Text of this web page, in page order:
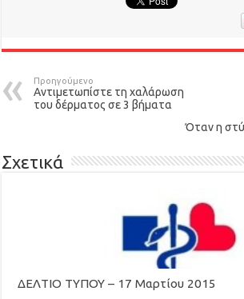
Προηγούμενο
Αντιμετωπίστε τη χαλάρωση
του δέρματος σε 3 βήματα
Όταν η
Σχετικά
ΔΕΛΤΙΟ ΤΥΠΟΥ – 17 Μαρτίου 2015